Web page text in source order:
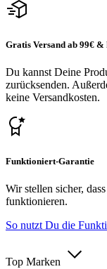
Gratis Versand ab 99€ &
Du kannst Deine
zurücksenden.
keine Versandkosten.
Funktioniert-Garantie
Wir stellen sicher,
funktionieren.
So nutzt Du die
Top Marken